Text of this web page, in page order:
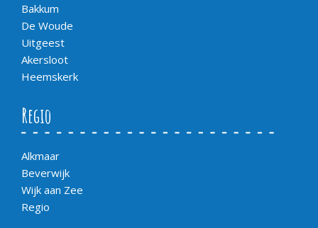
Bakkum
De Woude
Uitgeest
Akersloot
Heemskerk
Regio
Alkmaar
Beverwijk
Wijk aan Zee
Regio